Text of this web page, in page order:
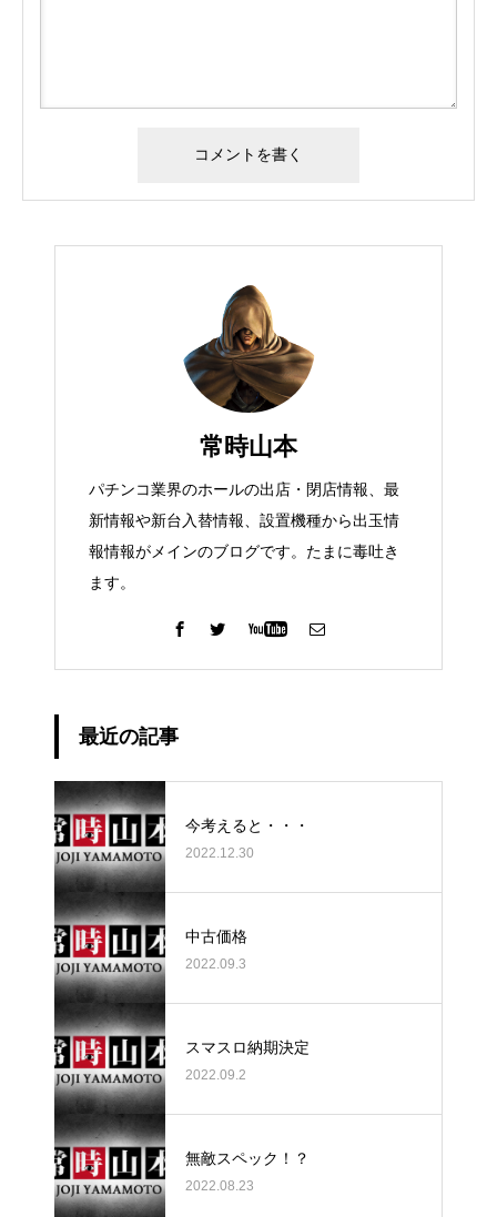
常時山本
パチンコ業界のホールの出店・閉店情報、最
新情報や新台入替情報、設置機種から出玉情
報情報がメインのブログです。たまに毒吐き
ます。
最近の記事
今考えると・・・
2022.12.30
中古価格
2022.09.3
スマスロ納期決定
2022.09.2
無敵スペック！？
2022.08.23